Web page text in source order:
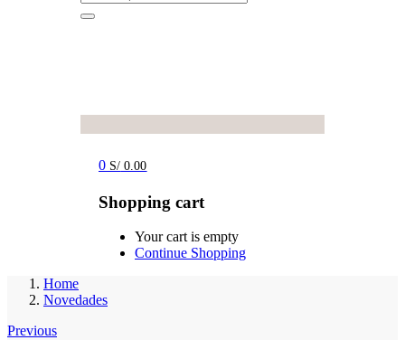
0 S/ 0.00
Shopping cart
Your cart is empty
Continue Shopping
Home
Novedades
Previous